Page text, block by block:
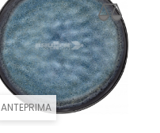
ANTEPRIMA